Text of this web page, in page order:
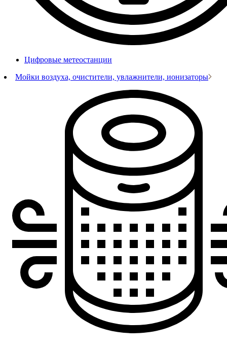
Цифровые метеостанции
Мойки воздуха, очистители, увлажнители, ионизаторы